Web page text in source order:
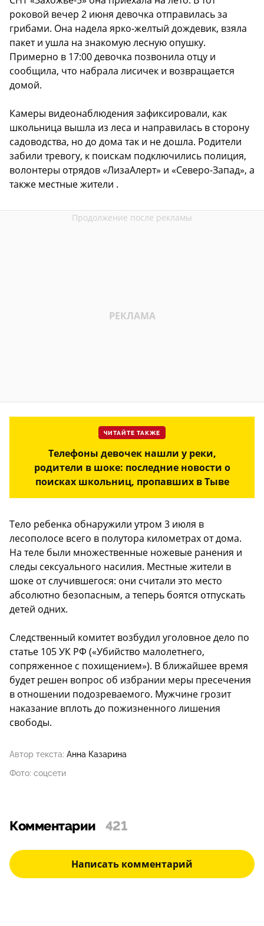
роковой вечер 2 июня девочка отправилась за
грибами. Она надела ярко-желтый дождевик, взяла
пакет и ушла на знакомую лесную опушку.
Примерно в 17:00 девочка позвонила отцу и
сообщила, что набрала лисичек и возвращается
домой.
Камеры видеонаблюдения зафиксировали, как
школьница вышла из леса и направилась в сторону
садоводства, но до дома так и не дошла. Родители
забили тревогу, к поискам подключились полиция,
волонтеры отрядов «ЛизаАлерт» и «Северо-Запад», а
также местные жители .
ЧИТАЙТЕ ТАКЖЕ
Телефоны девочек нашли у реки,
родители в шоке: последние новости о
поисках школьниц, пропавших в Тыве
Тело ребенка обнаружили утром 3 июля в
лесополосе всего в полутора километрах от дома.
На теле были множественные ножевые ранения и
следы сексуального насилия. Местные жители в
шоке от случившегося: они считали это место
абсолютно безопасным, а теперь боятся отпускать
детей одних.
Следственный комитет возбудил уголовное дело по
статье 105 УК РФ («Убийство малолетнего,
сопряженное с похищением»). В ближайшее время
будет решен вопрос об избрании меры пресечения
в отношении подозреваемого. Мужчине грозит
наказание вплоть до пожизненного лишения
свободы.
Автор текста: Анна Казарина
Фото: соцсети
Комментарии 421
Написать комментарий